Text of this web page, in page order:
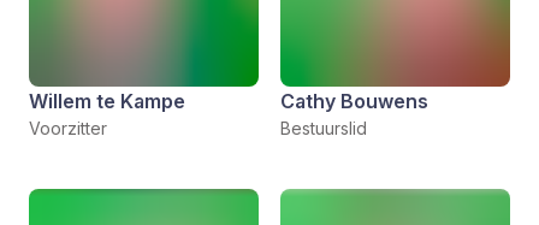
Willem te Kampe
Voorzitter
Cathy Bouwens
Bestuurslid